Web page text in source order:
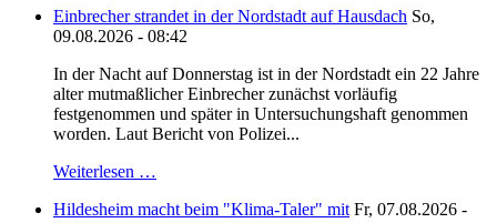
Einbrecher strandet in der Nordstadt auf Hausdach So,
09.08.2026 - 08:42
In der Nacht auf Donnerstag ist in der Nordstadt ein 22 Jahre
alter mutmaßlicher Einbrecher zunächst vorläufig
festgenommen und später in Untersuchungshaft genommen
worden. Laut Bericht von Polizei...
Weiterlesen …
Hildesheim macht beim "Klima-Taler" mit Fr, 07.08.2026 -